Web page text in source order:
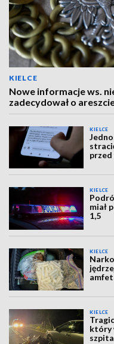
KIELCE
Nowe informacje ws.
zadecydował o
KIELCE
przed
KIELCE
miał
1,5
KIELCE
KIELCE
który